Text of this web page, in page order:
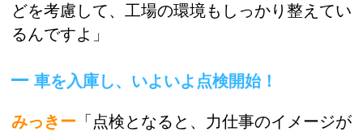
どを考慮して、工場の環境もしっかり整えてい
るんですよ」
車を入庫し、いよいよ点検開始！
みっきー 「点検となると、力仕事のイメージが